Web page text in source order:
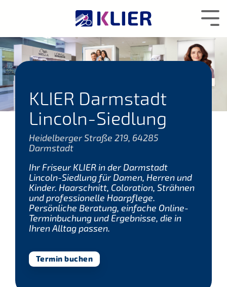
KLIER Darmstadt
Lincoln-Siedlung
Heidelberger Straße 219, 64285
Darmstadt
Ihr Friseur KLIER in der Darmstadt
Lincoln-Siedlung für Damen, Herren und
Kinder. Haarschnitt, Coloration, Strähnen
und professionelle Haarpflege.
Persönliche Beratung, einfache Online-
Terminbuchung und Ergebnisse, die in
Ihren Alltag passen.
Termin buchen